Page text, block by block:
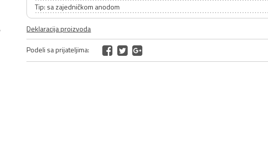
Tip: sa zajedničkom anodom
Deklaracija proizvoda
Podeli sa prijateljima: